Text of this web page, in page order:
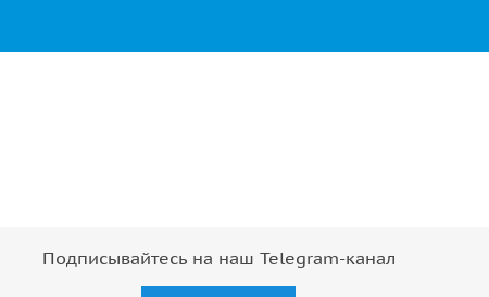
Подписывайтесь на наш Telegram-канал